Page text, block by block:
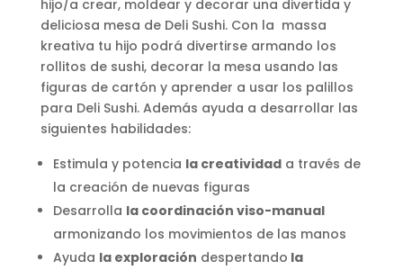
hijo/a crear, moldear y decorar una divertida y
deliciosa mesa de Deli Sushi. Con la massa
kreativa tu hijo podrá divertirse armando los
rollitos de sushi, decorar la mesa usando las
figuras de cartón y aprender a usar los palillos
para Deli Sushi. Además ayuda a desarrollar las
siguientes habilidades:
Estimula y potencia la creatividada través de
la creación de nuevas figuras
Desarrolla la coordinación viso-manual
armonizando los movimientos de las manos
Ayuda la exploración despertando la